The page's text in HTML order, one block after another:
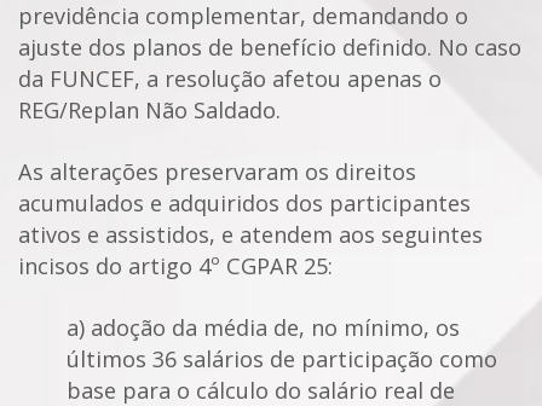
previdência complementar, demandando o
ajuste dos planos de benefício definido. No caso
da FUNCEF, a resolução afetou apenas o
REG/Replan Não Saldado.
As alterações preservaram os direitos
acumulados e adquiridos dos participantes
ativos e assistidos, e atendem aos seguintes
incisos do artigo 4º CGPAR 25:
a) adoção da média de, no mínimo, os
últimos 36 salários de participação como
base para o cálculo do salário real de